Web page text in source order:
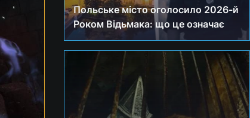
Польське місто оголосило 2026-й
Роком Відьмака: що це означає